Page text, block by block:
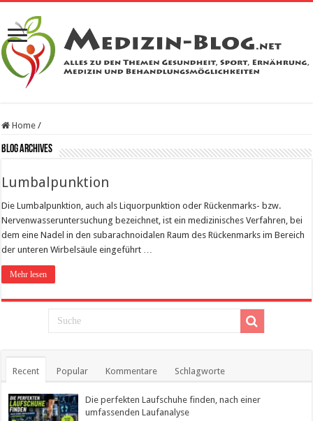
Home /
Blog Archives
Lumbalpunktion
Die Lumbalpunktion, auch als Liquorpunktion oder Rückenmarks- bzw.
Nervenwasseruntersuchung bezeichnet, ist ein medizinisches Verfahren, bei
dem eine Nadel in den subarachnoidalen Raum des Rückenmarks im Bereich
der unteren Wirbelsäule eingeführt …
Mehr lesen
Recent Popular Kommentare Schlagworte
Die perfekten Laufschuhe finden, nach einer
umfassenden Laufanalyse